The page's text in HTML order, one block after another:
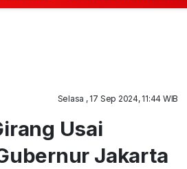
Selasa , 17 Sep 2024, 11:44 WIB
Usai
Jakarta